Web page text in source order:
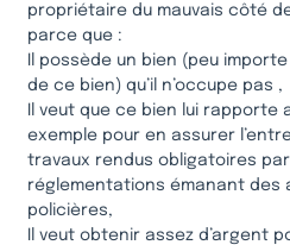
propriétaire du mauvais côté
parce que :
Il possède un bien (peu
de ce bien) qu’il n’occupe pas ,
Il veut que ce bien lui rapporte
exemple pour en assurer
travaux rendus obligatoires
réglementations émanant des
policières,
Il veut obtenir assez d’argent